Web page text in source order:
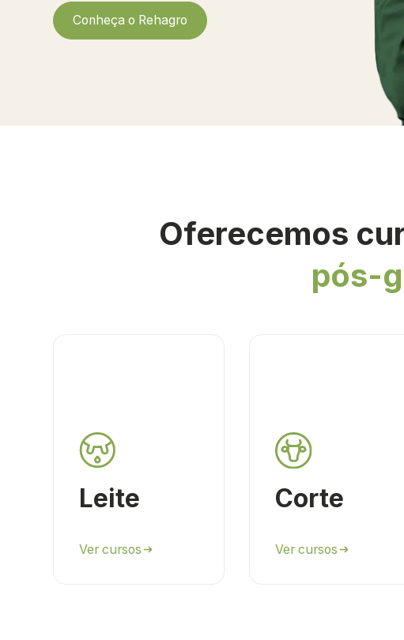
Conheça o Rehagro
Oferecemos
pós-
Leite
Ver cursos
Corte
Ver cursos